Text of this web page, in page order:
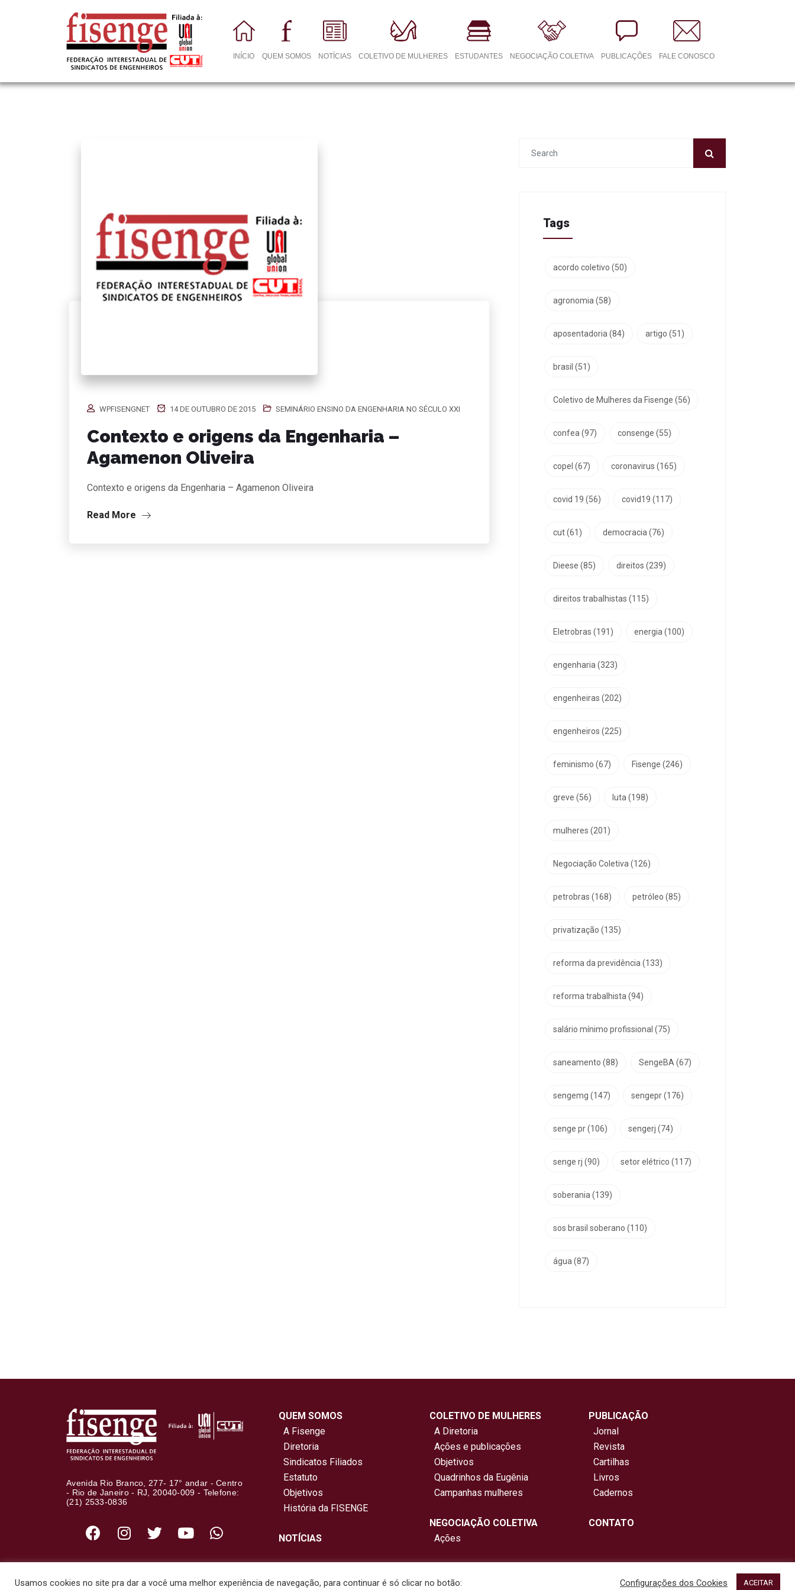
INÍCIO QUEM SOMOS NOTÍCIAS COLETIVO DE MULHERES ESTUDANTES NEGOCIAÇÃO COLETIVA PUBLICAÇÕES FALE CONOSCO
WPFISENGNET 14 DE OUTUBRO DE 2015 SEMINÁRIO ENSINO DA ENGENHARIA NO SÉCULO XXI
Contexto e origens da Engenharia –
Agamenon Oliveira
Contexto e origens da Engenharia – Agamenon Oliveira
Read More
Tags
acordo coletivo (50)
agronomia (58)
aposentadoria (84) artigo (51)
brasil (51)
Coletivo de Mulheres da Fisenge (56)
confea (97) consenge (55)
copel (67) coronavirus (165)
covid 19 (56) covid19 (117)
cut(61) democracia (76)
Dieese (85) direitos (239)
direitos trabalhistas (115)
Eletrobras (191) energia (100)
engenharia (323)
engenheiras (202)
engenheiros (225)
feminismo (67) Fisenge (246)
greve (56) luta (198)
mulheres (201)
Negociação Coletiva (126)
petrobras (168) petróleo (85)
privatização (135)
reforma da previdência (133)
reforma trabalhista (94)
salário mínimo profissional (75)
saneamento (88) SengeBA (67)
sengemg (147) sengepr(176)
senge pr(106) sengerj (74)
senge rj (90) setor elétrico (117)
soberania (139)
sos brasil soberano (110)
água (87)
Avenida Rio Branco, 277- 17° andar - Centro
- Rio de Janeiro - RJ, 20040-009 - Telefone:
(21) 2533-0836
QUEM SOMOS
A Fisenge
Diretoria
Sindicatos Filiados
Estatuto
Objetivos
História da FISENGE
NOTÍCIAS
COLETIVO DE MULHERES
A Diretoria
Ações e publicações
Objetivos
Quadrinhos da Eugênia
Campanhas mulheres
NEGOCIAÇÃO COLETIVA
Ações
PUBLICAÇÃO
Jornal
Revista
Cartilhas
Livros
Cadernos
CONTATO
Usamos cookies no site pra dar a você uma melhor experiência de navegação, para continuar é só clicar no botão: Configurações dos Cookies ACEITAR